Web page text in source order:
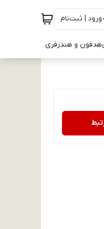
ورود | ثبت‌نام
هدفون و هندزفری